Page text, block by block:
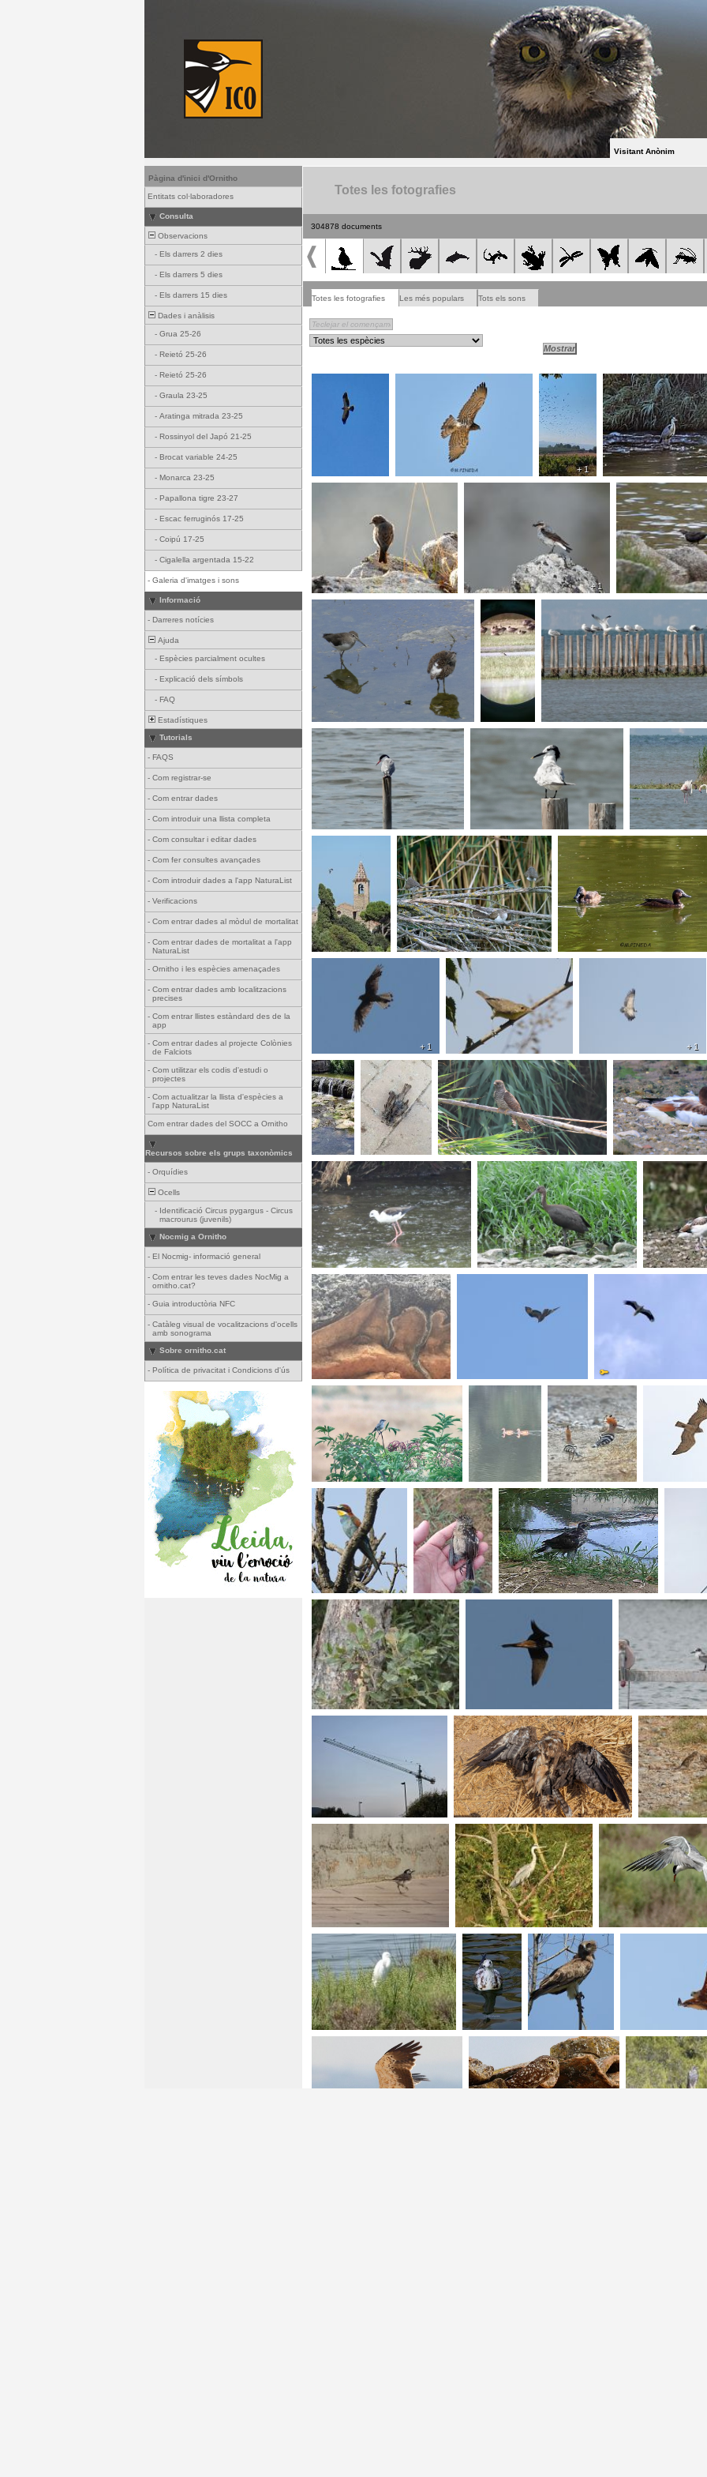
Visitant Anònim
Pàgina d'inici d'Ornitho
Entitats col·laboradores
Consulta
Observacions
- Els darrers 2 dies
- Els darrers 5 dies
- Els darrers 15 dies
Dades i anàlisis
- Grua 25-26
- Reietó 25-26
- Reietó 25-26
- Graula 23-25
- Aratinga mitrada 23-25
- Rossinyol del Japó 21-25
- Brocat variable 24-25
- Monarca 23-25
- Papallona tigre 23-27
- Escac ferruginós 17-25
- Coipú 17-25
- Cigalella argentada 15-22
- Galeria d'imatges i sons
Informació
- Darreres notícies
Ajuda
- Espècies parcialment ocultes
- Explicació dels símbols
- FAQ
Estadístiques
Tutorials
- FAQS
- Com registrar-se
- Com entrar dades
- Com introduir una llista completa
- Com consultar i editar dades
- Com fer consultes avançades
- Com introduir dades a l'app NaturaList
- Verificacions
- Com entrar dades al mòdul de mortalitat
- Com entrar dades de mortalitat a l'app
NaturaList
- Ornitho i les espècies amenaçades
- Com entrar dades amb localitzacions
precises
- Com entrar llistes estàndard des de la
app
- Com entrar dades al projecte Colònies
de Falciots
- Com utilitzar els codis d'estudi o
projectes
- Com actualitzar la llista d'espècies a
l'app NaturaList
Com entrar dades del SOCC a Ornitho
Recursos sobre els grups taxonòmics
- Orquídies
Ocells
- Identificació Circus pygargus - Circus
macrourus (juvenils)
Nocmig a Ornitho
- El Nocmig- informació general
- Com entrar les teves dades NocMig a
ornitho.cat?
- Guia introductòria NFC
- Catàleg visual de vocalitzacions d'ocells
amb sonograma
Sobre ornitho.cat
- Política de privacitat i Condicions d'ús
Totes les fotografies
304878 documents
Totes les fotografies Les més populars Tots els sons
+ 1
+ 1
+ 1 + 1